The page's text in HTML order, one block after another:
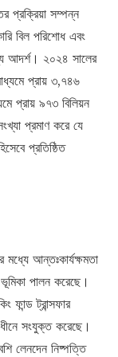
প্রক্রিয়া সম্পন্ন
বিল পরিশোধ এবং
আদর্শ। ২০২৪ সালের
প্রায় ৩,৭৪৬
প্রায় ৯৭৩ বিলিয়ন
প্রমাণ করে যে
প্রতিষ্ঠিত
মধ্যে আন্তঃকার্যক্ষমতা
পালন করেছে।
ট্রান্সফার
সংযুক্ত করেছে।
লেনদেন নিষ্পত্তি